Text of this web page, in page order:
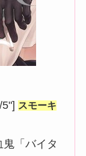
スモーキ
「バイタ